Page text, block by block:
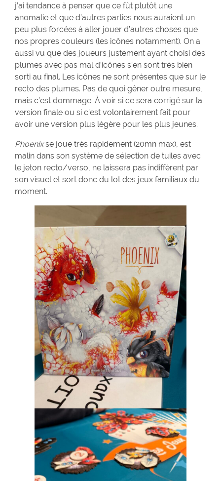
j’ai tendance à penser que ce fût plutôt une
anomalie et que d’autres parties nous auraient un
peu plus forcées à aller jouer d’autres choses que
nos propres couleurs (les icônes notamment). On a
aussi vu que des joueurs justement ayant choisi des
plumes avec pas mal d’icônes s’en sont très bien
sorti au final. Les icônes ne sont présentes que sur le
recto des plumes. Pas de quoi gêner outre mesure,
mais c’est dommage. À voir si ce sera corrigé sur la
version finale ou si c’est volontairement fait pour
avoir une version plus légère pour les plus jeunes.
Phoenixse joue très rapidement (20mn max), est
malin dans son système de sélection de tuiles avec
le jeton recto/verso, ne laissera pas indifférent par
son visuel et sort donc du lot des jeux familiaux du
moment.